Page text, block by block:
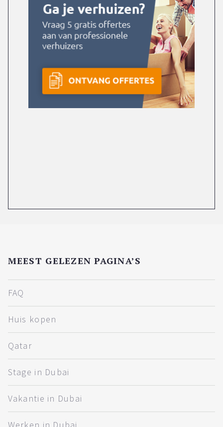
MEEST GELEZEN PAGINA’S
FAQ
Huis kopen
Qatar
Stage in Dubai
Vakantie in Dubai